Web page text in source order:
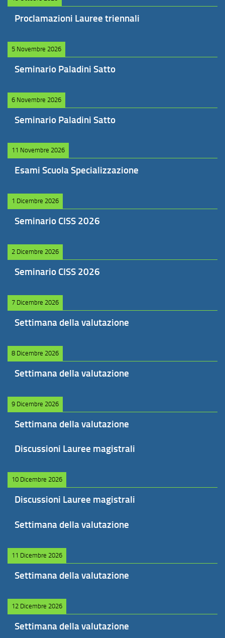
Proclamazioni Lauree triennali
5 Novembre 2026
Seminario Paladini Satto
6 Novembre 2026
Seminario Paladini Satto
11 Novembre 2026
Esami Scuola Specializzazione
1 Dicembre 2026
Seminario CISS 2026
2 Dicembre 2026
Seminario CISS 2026
7 Dicembre 2026
Settimana della valutazione
8 Dicembre 2026
Settimana della valutazione
9 Dicembre 2026
Settimana della valutazione
Discussioni Lauree magistrali
10 Dicembre 2026
Discussioni Lauree magistrali
Settimana della valutazione
11 Dicembre 2026
Settimana della valutazione
12 Dicembre 2026
Settimana della valutazione